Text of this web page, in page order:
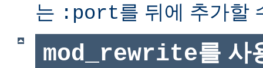
는 :port를 뒤에 추가할
mod_rewrite를 사